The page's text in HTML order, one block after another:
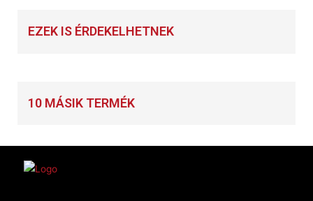
EZEK IS ÉRDEKELHETNEK
10 MÁSIK TERMÉK